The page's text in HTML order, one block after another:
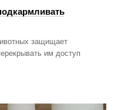
защищает
им доступ